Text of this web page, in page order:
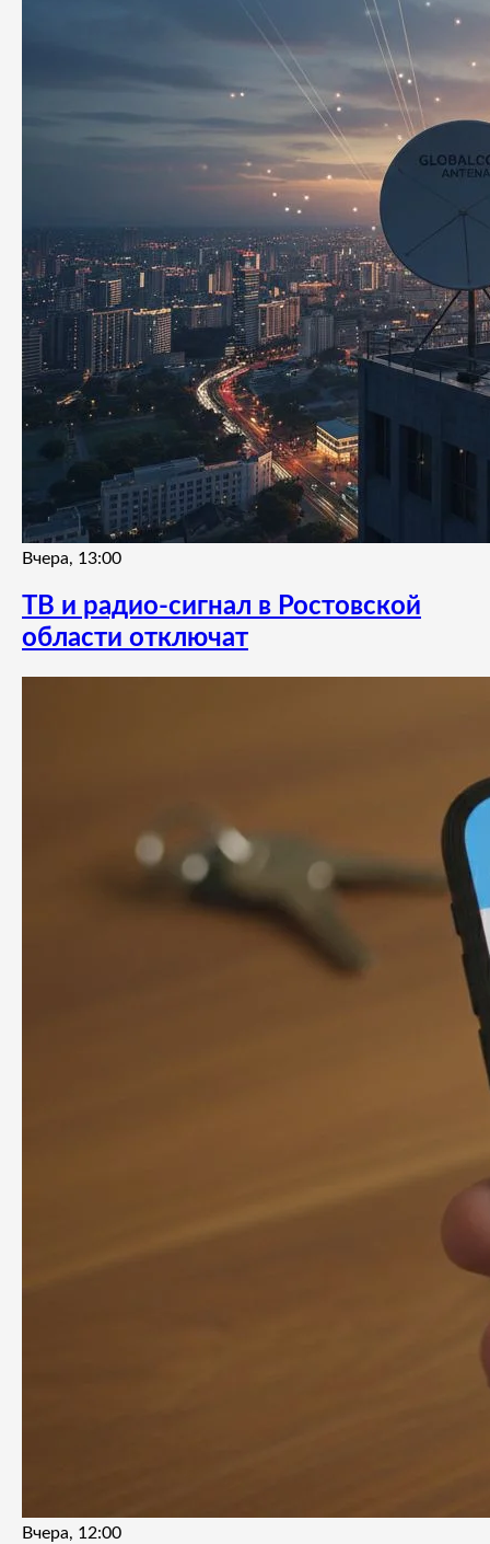
Вчера, 13:00
ТВ и радио-сигнал в Ростовской
области отключат
Вчера, 12:00